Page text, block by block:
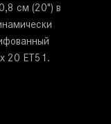
см (20") в
20 ET51.